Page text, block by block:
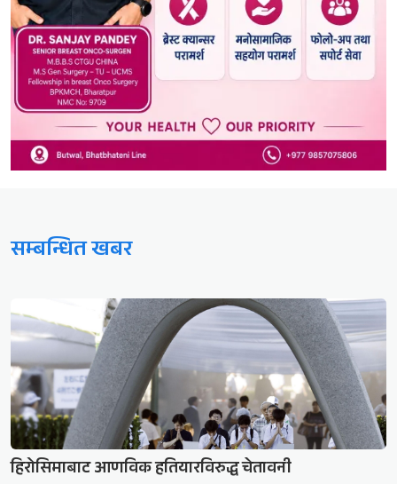
सम्बन्धित खबर
हिरोसिमाबाट आणविक हतियारविरुद्ध चेतावनी